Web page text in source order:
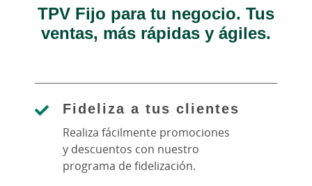
TPV Fijo para tu negocio. Tus
ventas, más rápidas y ágiles.
Fideliza a tus clientes
Realiza fácilmente promociones
y descuentos con nuestro
programa de fidelización.